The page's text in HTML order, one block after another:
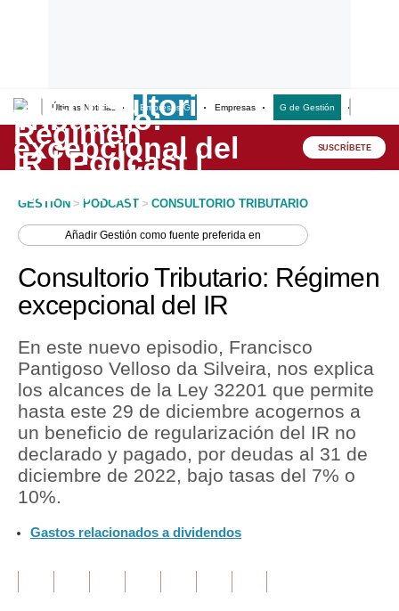
Últimas Noticias Empresas G Empresas G de Gestión
Lo último
Peru Quiosco
Economía
Perú
Política
Tu Dinero
Finanzas Personales
Inmobiliarias
Plus G
Opinión
SUSCRÍBETE
GESTION > PODCAST > CONSULTORIO TRIBUTARIO
AñadirGestión como fuente preferida en
Consultorio Tributario: Régimen
excepcional del IR
En este nuevo episodio, Francisco
Pantigoso Velloso da Silveira, nos explica
los alcances de la Ley 32201 que permite
hasta este 29 de diciembre acogernos a
un beneficio de regularización del IR no
declarado y pagado, por deudas al 31 de
diciembre de 2022, bajo tasas del 7% o
10%.
Gastos relacionados a dividendos